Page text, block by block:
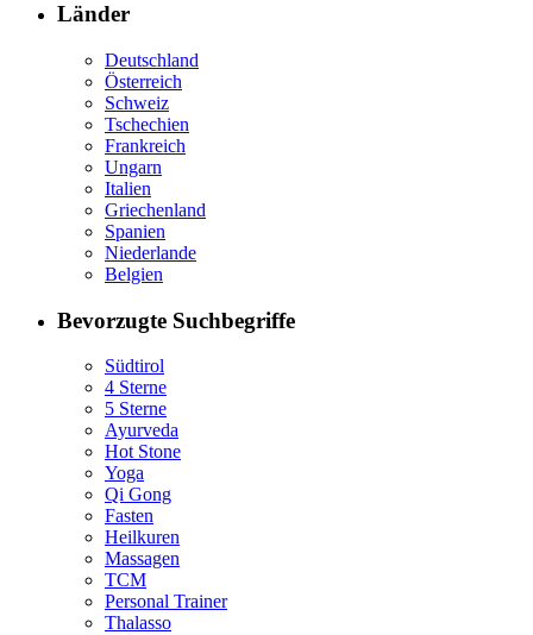
Länder
Deutschland
Österreich
Schweiz
Tschechien
Frankreich
Ungarn
Italien
Griechenland
Spanien
Niederlande
Belgien
Bevorzugte Suchbegriffe
Südtirol
4 Sterne
5 Sterne
Ayurveda
Hot Stone
Yoga
Qi Gong
Fasten
Heilkuren
Massagen
TCM
Personal Trainer
Thalasso